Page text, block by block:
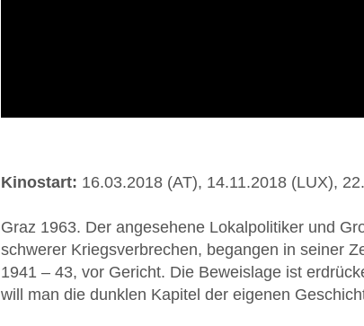
Kinostart: 16.03.2018 (AT), 14.11.2018 (LUX),
Graz 1963. Der angesehene Lokalpolitiker und
schwerer Kriegsverbrechen, begangen in seiner
1941 – 43, vor Gericht. Die Beweislage ist
will man die dunklen Kapitel der eigenen